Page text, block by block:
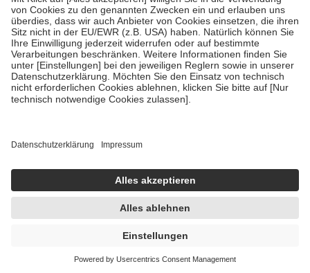
• Kindern und Jugendlichen bis zum vollendeten 18. Lebensjahr
mit Ausnahme der Fahrkosten
• Untersuchungen zur Vorsorge und Früherkennung, die von der
GKV getragen werden
• empfohlenen Schutzimpfungen
• Harn- und Blutteststreifen
getroffen, um sicherzustellen, dass es sich um echte Bewertungen
https://help.etrusted.com/hc/de/articles/4419944605341
Einige Bilder und Inhalte wurden unter Zuhilfenahme künstlicher